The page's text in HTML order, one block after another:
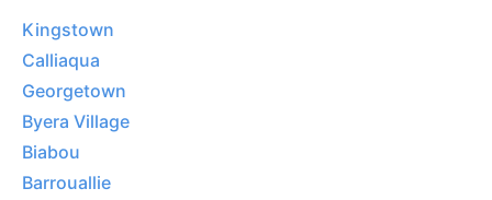
Kingstown
Calliaqua
Georgetown
Byera Village
Biabou
Barrouallie